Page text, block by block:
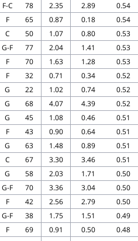
F-C 78 2.35 2.89 0.54
F 65 0.87 0.18 0.54
C 50 1.07 0.80 0.53
G-F 77 2.04 1.41 0.53
F 70 1.63 1.28 0.53
F 32 0.71 0.34 0.52
G 22 1.02 0.74 0.52
G 68 4.07 4.39 0.52
G 45 1.08 0.46 0.51
F 43 0.90 0.64 0.51
G 63 1.48 0.89 0.51
C 67 3.30 3.46 0.51
G 58 2.03 1.71 0.50
G-F 70 3.36 3.04 0.50
F 42 2.56 2.79 0.50
G-F 38 1.75 1.51 0.49
F 69 0.91 0.50 0.48